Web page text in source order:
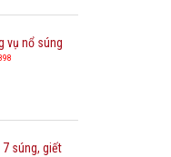
vụ nổ súng
7 súng, giết